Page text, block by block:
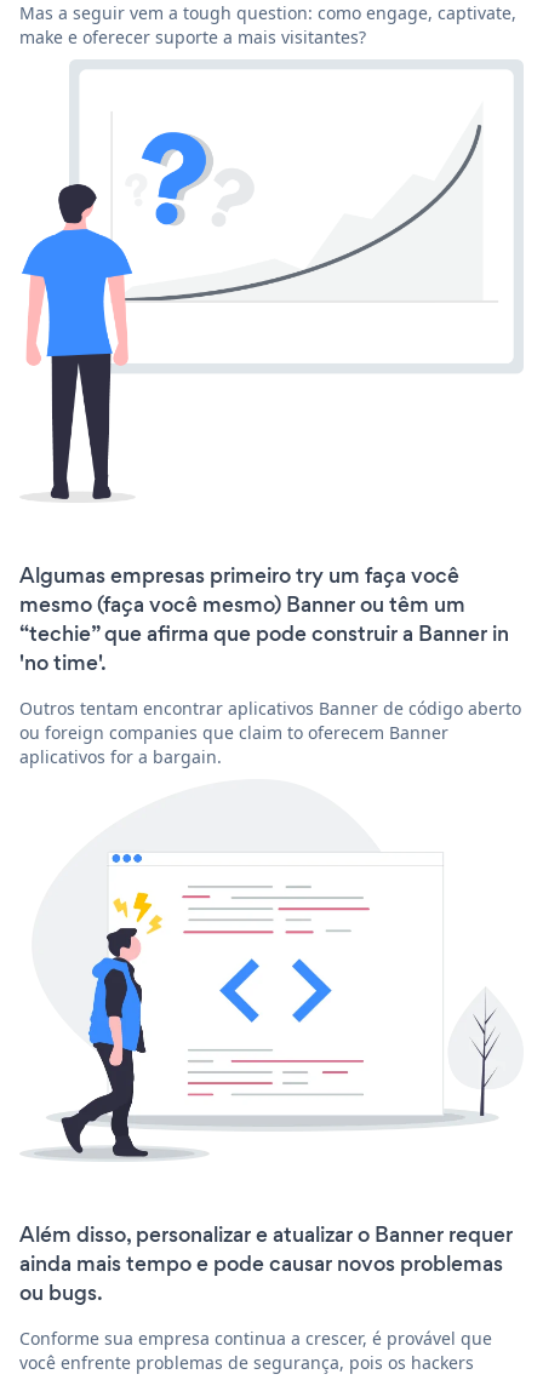
Mas a seguir vem a tough question: como engage, captivate,
make e oferecer suporte a mais visitantes?
Algumas empresas primeiro try um faça você
mesmo (faça você mesmo) Banner ou têm um
“techie” que afirma que pode construir a Banner in
'no time'.
Outros tentam encontrar aplicativos Banner de código aberto
ou foreign companies que claim to oferecem Banner
aplicativos for a bargain.
Além disso, personalizar e atualizar o Banner requer
ainda mais tempo e pode causar novos problemas
ou bugs.
Conforme sua empresa continua a crescer, é provável que
você enfrente problemas de segurança, pois os hackers